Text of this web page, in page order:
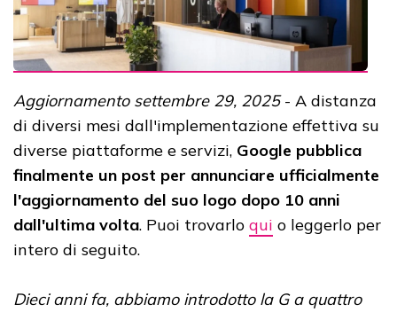
Aggiornamento settembre 29, 2025- A distanza
di diversi mesi dall'implementazione effettiva su
diverse piattaforme e servizi, Google pubblica
finalmente un post per annunciare ufficialmente
l'aggiornamento del suo logo dopo 10 anni
dall'ultima volta. Puoi trovarlo qui o leggerlo per
intero di seguito.
Dieci anni fa, abbiamo introdotto la G a quattro